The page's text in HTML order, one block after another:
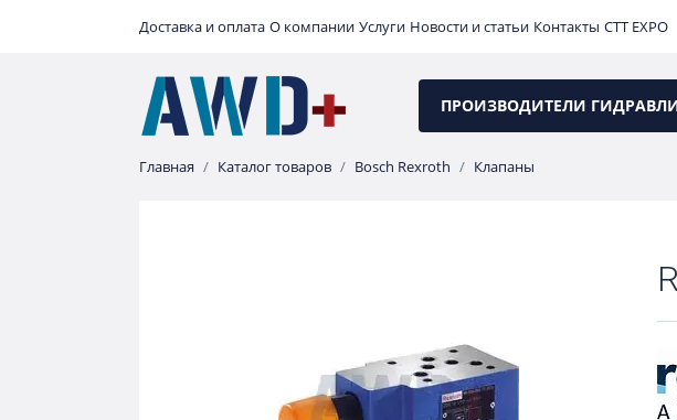
Доставка и оплата О компании Услуги Новости и статьи Контакты CTT EXPO
ПРОИЗВОДИТЕЛИ
Главная Каталог товаров Bosch Rexroth Клапаны